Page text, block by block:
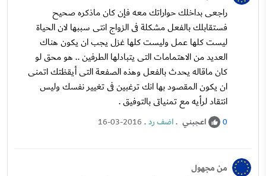
راجعى بداخلك حواراتك معه فإن كان ماذكره صحيح
فستقابلك بالفعل مشكلة فى الزواج انتى سببها لان الحياة
ليست كلها عمل وليست كلها غزل يجب ان يكون هناك
العديد من الاهتمامات التى يتبادلها الطرفين .. هو محق لو
كان ماقاله يحدث بالفعل وهذه الصفعة التى أيقظتك اتمنى
ان يكون المقصود بها انك ترغبين فى تغيير نفسك وليس
انتقاد لرأيه مع تمنياتى بالتوفيق .
0 اعجبني .اضف رد.
16-03-2016
من مجهول